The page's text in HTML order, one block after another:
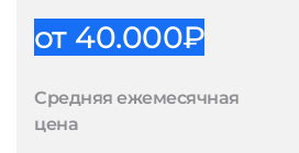
от 40.000₽
Средняя ежемесячная
цена